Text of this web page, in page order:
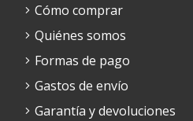
Cómo comprar
Quiénes somos
Formas de pago
Gastos de envío
Garantía y devoluciones